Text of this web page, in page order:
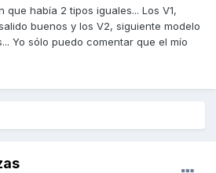
que había 2 tipos iguales... Los V1,
buenos y los V2, siguiente modelo
Yo sólo puedo comentar que el mío